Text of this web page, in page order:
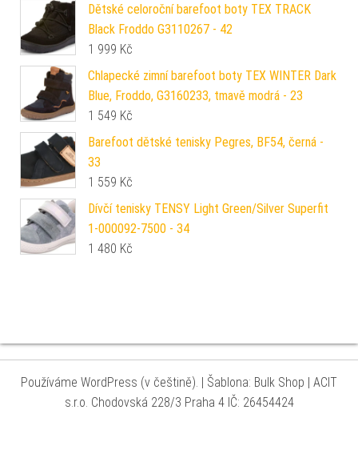
Dětské celoroční barefoot boty TEX TRACK
Black Froddo G3110267 - 42
1 999 Kč
Chlapecké zimní barefoot boty TEX WINTER Dark
Blue, Froddo, G3160233, tmavě modrá - 23
1 549 Kč
Barefoot dětské tenisky Pegres, BF54, černá -
33
1 559 Kč
Dívčí tenisky TENSY Light Green/Silver Superfit
1-000092-7500 - 34
1 480 Kč
Používáme WordPress (v češtině). | Šablona: Bulk Shop | ACIT
s.r.o. Chodovská 228/3 Praha 4 IČ: 26454424